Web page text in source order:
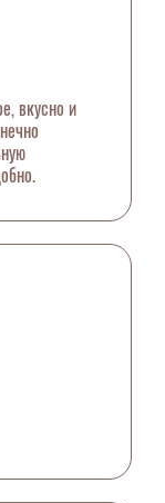
вкусно и